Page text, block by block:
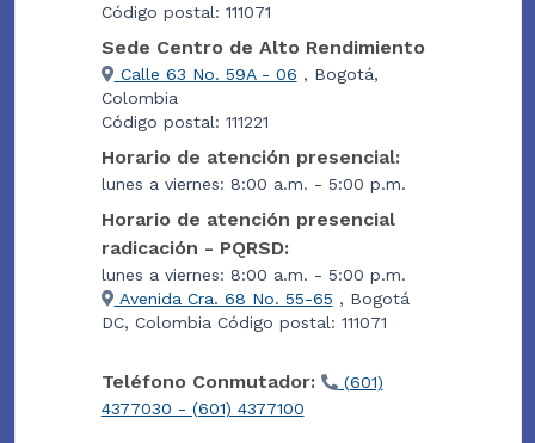
Código postal: 111071
Sede Centro de Alto Rendimiento
Calle 63 No. 59A - 06 , Bogotá,
Colombia
Código postal: 111221
Horario de atención presencial:
lunes a viernes: 8:00 a.m. - 5:00 p.m.
Horario de atención presencial
radicación - PQRSD:
lunes a viernes: 8:00 a.m. - 5:00 p.m.
Avenida Cra. 68 No. 55-65 , Bogotá
DC, Colombia Código postal: 111071
Teléfono Conmutador:
(601)
4377030 - (601) 4377100